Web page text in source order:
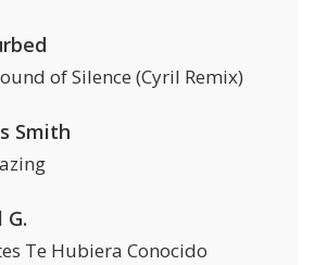
of Silence (Cyril Remix)
Smith
G.
Te Hubiera Conocido